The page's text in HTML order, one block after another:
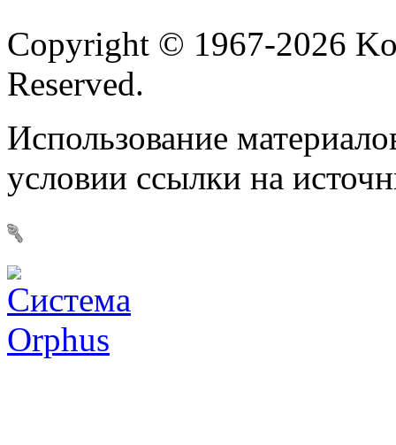
Copyright © 1967-2026
Reserved.
Использование
условии ссылки на